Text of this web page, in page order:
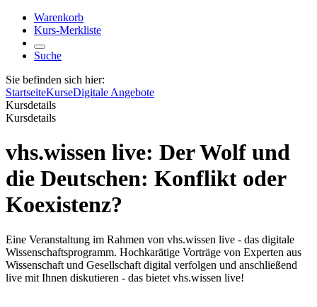
Warenkorb
Kurs-Merkliste
Suche
Sie befinden sich hier:
StartseiteKurseDigitale Angebote
Kursdetails
Kursdetails
vhs.wissen live: Der Wolf und
die Deutschen: Konflikt oder
Koexistenz?
Eine Veranstaltung im Rahmen von vhs.wissen live - das digitale
Wissenschaftsprogramm. Hochkarätige Vorträge von Experten aus
Wissenschaft und Gesellschaft digital verfolgen und anschließend
live mit Ihnen diskutieren - das bietet vhs.wissen live!